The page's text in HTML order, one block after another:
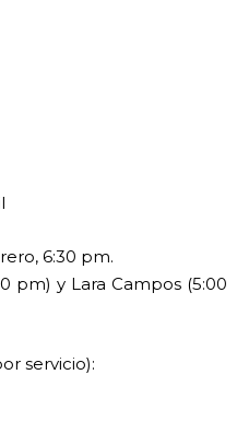
6:30 pm.
pm) y Lara Campos (5:00
servicio):